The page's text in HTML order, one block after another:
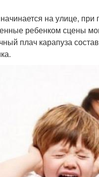
начинается на улице,
ребенком сцены
плач карапуза